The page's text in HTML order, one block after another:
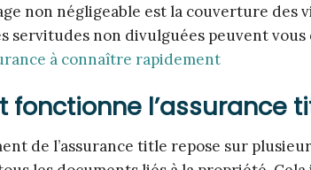
non négligeable est la couverture des
servitudes non divulguées peuvent
à connaître rapidement
fonctionne l’assurance
de l’assurance title repose sur